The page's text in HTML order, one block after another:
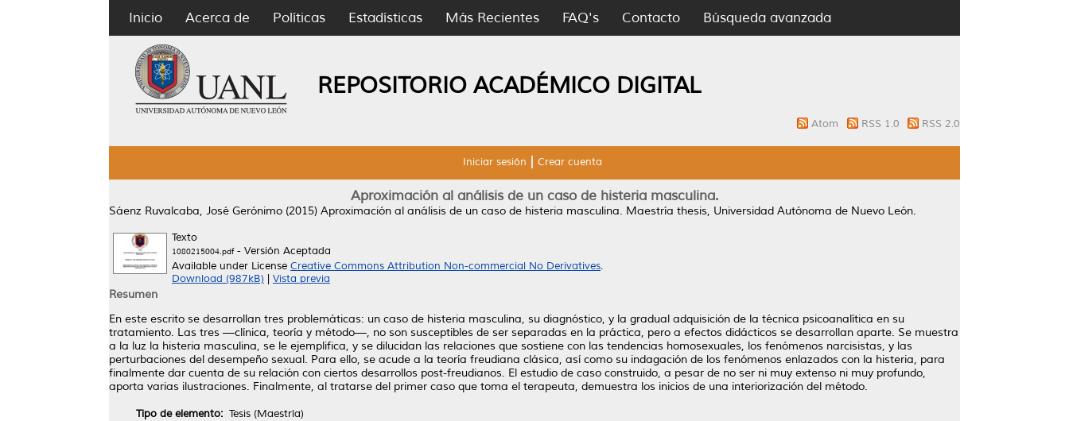
Inicio Acerca de Políticas Estadísticas Más Recientes FAQ's Contacto Búsqueda avanzada
REPOSITORIO ACADÉMICO DIGITAL
Atom RSS 1.0 RSS 2.0
Iniciar sesión Crear cuenta
Aproximación al análisis de un caso de histeria masculina.
Sáenz Ruvalcaba, José Gerónimo (2015) Aproximación al análisis de un caso de histeria masculina. Maestría thesis, Universidad Autónoma de Nuevo León.
Texto
1080215004.pdf- Versión Aceptada
Available under License Creative Commons Attribution Non-commercial No Derivatives.
Download (987kB)
Vista previa
Resumen
En este escrito se desarrollan tres problemáticas: un caso de histeria masculina, su diagnóstico, y la gradual adquisición de la técnica psicoanalítica en su
tratamiento. Las tres —clínica, teoría y método—, no son susceptibles de ser separadas en la práctica, pero a efectos didácticos se desarrollan aparte. Se muestra
a la luz la histeria masculina, se le ejemplifica, y se dilucidan las relaciones que sostiene con las tendencias homosexuales, los fenómenos narcisistas, y las
perturbaciones del desempeño sexual. Para ello, se acude a la teoría freudiana clásica, así como su indagación de los fenómenos enlazados con la histeria, para
finalmente dar cuenta de su relación con ciertos desarrollos post-freudianos. El estudio de caso construido, a pesar de no ser ni muy extenso ni muy profundo,
aporta varias ilustraciones. Finalmente, al tratarse del primer caso que toma el terapeuta, demuestra los inicios de una interiorización del método.
Tipo de elemento: Tesis (Maestría)